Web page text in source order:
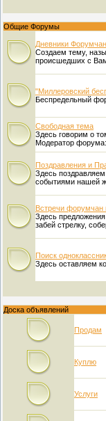
Общие Форумы
Дневники Форумчан
Создаем тему,
происшедших с
"Миллеровский
Беспредельный
Свободная тема
Здесь говорим о
Модератор форума:
Поздравления и
Здесь
событиями нашей
Встречи форумчан
Здесь
забей стрелку,
Поиск
Здесь оставляем
Доска объявлений
Продам
Куплю
Услуги